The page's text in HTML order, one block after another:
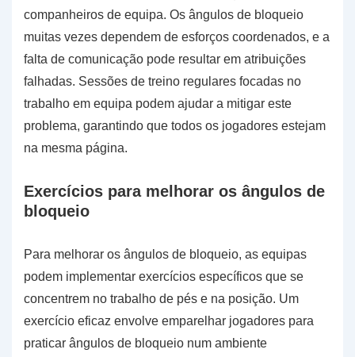
companheiros de equipa. Os ângulos de bloqueio
muitas vezes dependem de esforços coordenados, e a
falta de comunicação pode resultar em atribuições
falhadas. Sessões de treino regulares focadas no
trabalho em equipa podem ajudar a mitigar este
problema, garantindo que todos os jogadores estejam
na mesma página.
Exercícios para melhorar os ângulos de
bloqueio
Para melhorar os ângulos de bloqueio, as equipas
podem implementar exercícios específicos que se
concentrem no trabalho de pés e na posição. Um
exercício eficaz envolve emparelhar jogadores para
praticar ângulos de bloqueio num ambiente